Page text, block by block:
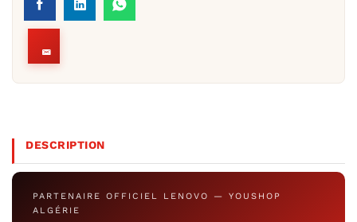
DESCRIPTION
PARTENAIRE OFFICIEL LENOVO — YOUSHOP
ALGÉRIE